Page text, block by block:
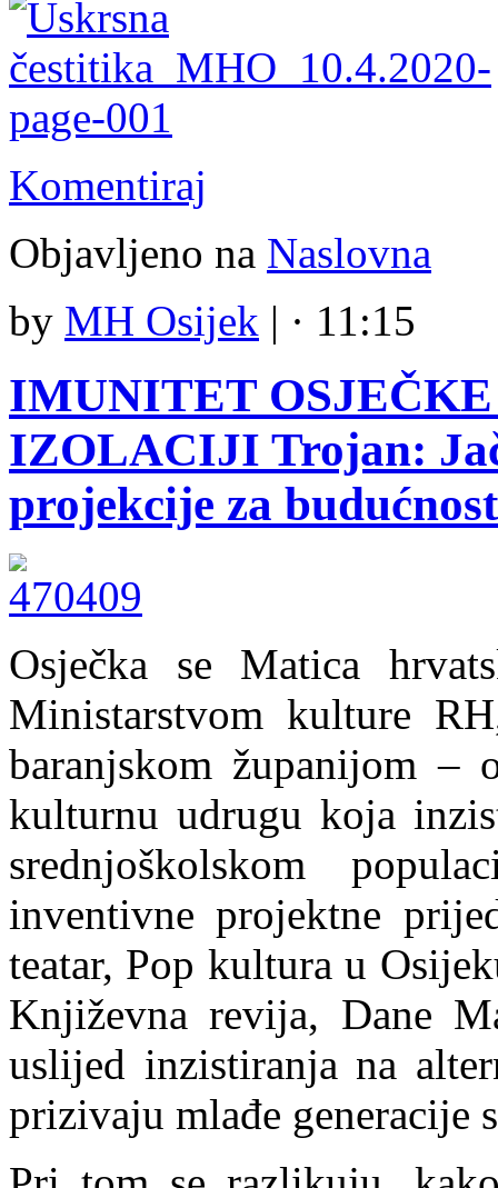
Komentiraj
Objavljeno na Naslovna
by MH Osijek | · 11:15
IMUNITET
IZOLACIJI Trojan:
projekcije za budućnost
Osječka se Matica
Ministarstvom kulture
baranjskom županijom –
kulturnu udrugu koja
srednjoškolskom
inventivne projektne
teatar, Pop kultura u
Književna revija, Dane
uslijed inzistiranja na
prizivaju mlađe generacije